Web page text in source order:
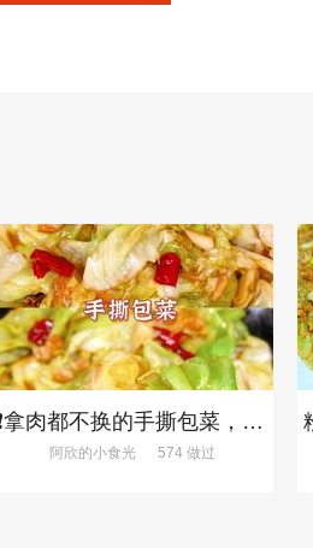
❗拿肉都不换的手撕包菜，5分钟快手家常菜🔥
阿欣的小食光574 做过